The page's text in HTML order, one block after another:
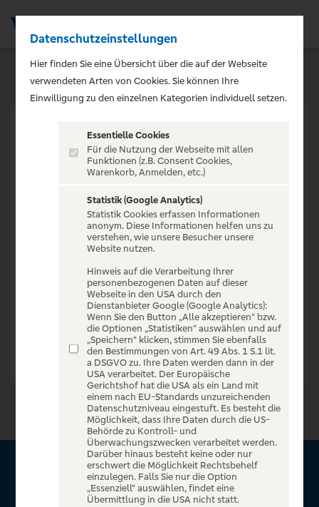
VERANSTALTUNG NICHT
GEFUNDEN
Zur Startseite
Über VR Entertain
Datenschutzeinstellungen
Hier finden Sie eine Übersicht über die auf der Webseite
verwendeten Arten von Cookies. Sie können Ihre
Einwilligung zu den einzelnen Kategorien individuell setzen.
Essentielle Cookies
Für die Nutzung der Webseite mit allen
Funktionen (z.B. Consent Cookies,
Warenkorb, Anmelden, etc.)
Statistik (Google Analytics)
Statistik Cookies erfassen Informationen
anonym. Diese Informationen helfen uns zu
verstehen, wie unsere Besucher unsere
Website nutzen.
Hinweis auf die Verarbeitung Ihrer
personenbezogenen Daten auf dieser
Webseite in den USA durch den
Dienstanbieter Google (Google Analytics):
Wenn Sie den Button „Alle akzeptieren“ bzw.
die Optionen „Statistiken“ auswählen und auf
„Speichern“ klicken, stimmen Sie ebenfalls
den Bestimmungen von Art. 49 Abs. 1 S.1 lit.
a DSGVO zu. Ihre Daten werden dann in der
USA verarbeitet. Der Europäische
Gerichtshof hat die USA als ein Land mit
einem nach EU-Standards unzureichenden
Datenschutzniveau eingestuft. Es besteht die
Möglichkeit, dass Ihre Daten durch die US-
Behörde zu Kontroll- und
Überwachungszwecken verarbeitet werden.
Darüber hinaus besteht keine oder nur
erschwert die Möglichkeit Rechtsbehelf
einzulegen. Falls Sie nur die Option
„Essenziell“ auswählen, findet eine
Übermittlung in die USA nicht statt.